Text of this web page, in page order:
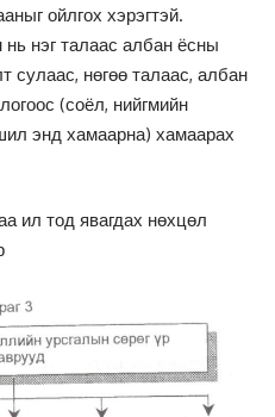
ойлгох хэрэгтэй.
нэг талаас албан ёсны
сулаас, нөгөө талаас, албан
(соёл, нийгмийн
энд хамаарна) хамаарах
ил тод явагдах нөхцөл